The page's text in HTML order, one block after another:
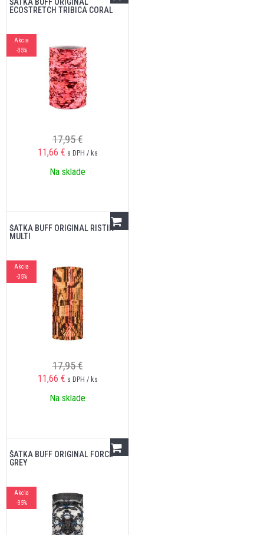
ECOSTRETCH TRIBICA CORAL
Akcia
-35%
17,95 €
11,66 € s DPH / ks
Na sklade
ŠATKA BUFF ORIGINAL RISTIK
MULTI
Akcia
-35%
17,95 €
11,66 € s DPH / ks
Na sklade
ŠATKA BUFF ORIGINAL FORCE
GREY
Akcia
-35%